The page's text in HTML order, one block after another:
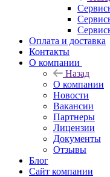
Оплата и доставка
Контакты
О компании
Назад
О компании
Новости
Вакансии
Партнеры
Лицензии
Документы
Отзывы
Блог
Сайт компании